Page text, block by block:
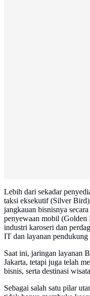
Lebih dari sekadar
taksi eksekutif (Silver
jangkauan bisnisnya
penyewaan mobil
industri karoseri dan
IT dan layanan pendukung
Saat ini, jaringan layanan
Jakarta, tetapi juga telah
bisnis, serta destinasi
​Sebagai salah satu pilar